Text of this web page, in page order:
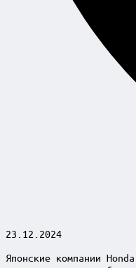
23.12.2024
Японские компании